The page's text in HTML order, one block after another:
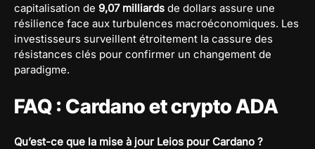
capitalisation de 9,07 milliards de dollars assure une
résilience face aux turbulences macroéconomiques. Les
investisseurs surveillent étroitement la cassure des
résistances clés pour confirmer un changement de
paradigme.
FAQ : Cardano et crypto ADA
Qu’est-ce que la mise à jour Leios pour Cardano ?